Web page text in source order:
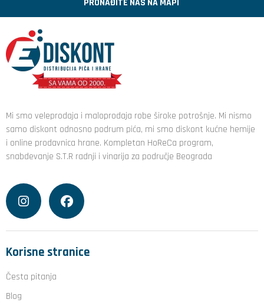
Mi smo veleprodaja i maloprodaja robe široke potrošnje. Mi nismo
samo diskont odnosno podrum pića, mi smo diskont kućne hemije
i online prodavnica hrane. Kompletan HoReCa program,
snabdevanje S.T.R radnji i vinarija za područje Beograda
Korisne stranice
Česta pitanja
Blog